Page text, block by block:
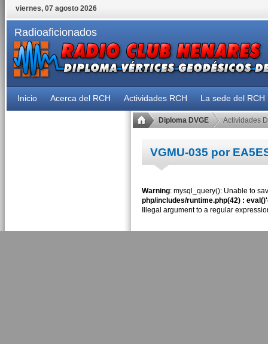
viernes, 07 agosto 2026
Radioaficionados
Inicio Acerca del RCH Actividades RCH La sede del RCH
Diploma DVGE Actividades
VGMU-035 por
Warning: mysql_query(): Unable to
php/includes/runtime.php(42) :
Illegal argument to a regular